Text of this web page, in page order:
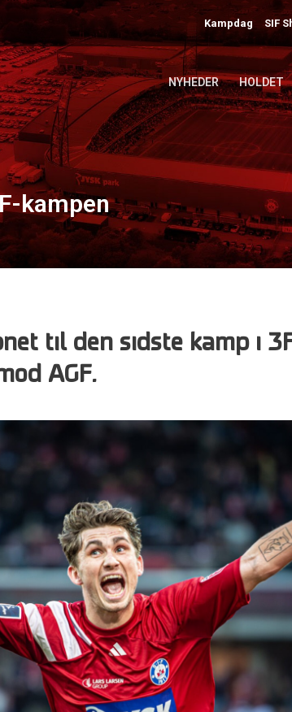
Kampdag SIF
NYHEDER HOLDET
kampen
til den sidste kamp i
AGF.